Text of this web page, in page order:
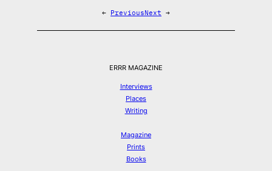
← PreviousNext →
ERRR MAGAZINE
Interviews
Places
Writing
Magazine
Prints
Books